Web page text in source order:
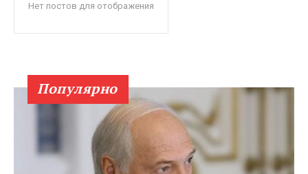
Нет постов для отображения
Популярно